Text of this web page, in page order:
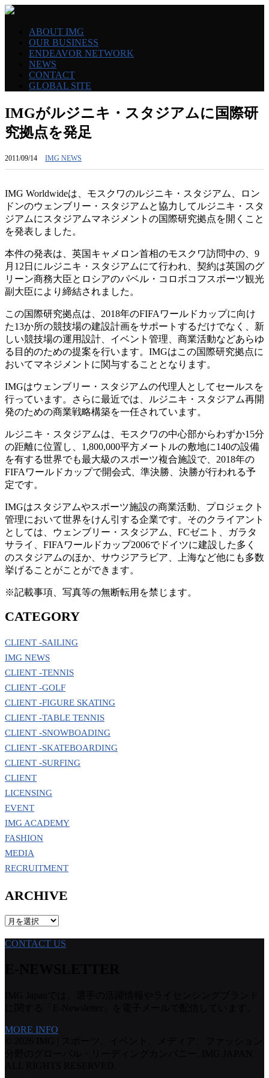
ABOUT IMG
OUR BUSINESS
ENDEAVOR NETWORK
NEWS
CONTACT
GLOBAL SITE
IMGがルジニキ・スタジアムに国際研
究拠点を発足
2011/09/14 IMG NEWS
IMG Worldwideは、モスクワのルジニキ・スタジアム、ロン
ドンのウェンブリー・スタジアムと協力してルジニキ・スタ
ジアムにスタジアムマネジメントの国際研究拠点を開くこと
を発表しました。
本件の発表は、英国キャメロン首相のモスクワ訪問中の、9
月12日にルジニキ・スタジアムにて行われ、契約は英国のグ
リーン商務大臣とロシアのパベル・コロボコフスポーツ観光
副大臣により締結されました。
この国際研究拠点は、2018年のFIFAワールドカップに向け
た13か所の競技場の建設計画をサポートするだけでなく、新
しい競技場の運用設計、イベント管理、商業活動などあらゆ
る目的のための提案を行います。IMGはこの国際研究拠点に
おいてマネジメントに関与することとなります。
IMGはウェンブリー・スタジアムの代理人としてセールスを
行っています。さらに最近では、ルジニキ・スタジアム再開
発のための商業戦略構築を一任されています。
ルジニキ・スタジアムは、モスクワの中心部からわずか15分
の距離に位置し、1,800,000平方メートルの敷地に140の設備
を有する世界でも最大級のスポーツ複合施設で、2018年の
FIFAワールドカップで開会式、準決勝、決勝が行われる予
定です。
IMGはスタジアムやスポーツ施設の商業活動、プロジェクト
管理において世界をけん引する企業です。そのクライアント
としては、ウェンブリー・スタジアム、FCゼニト、ガラタ
サライ、FIFAワールドカップ2006でドイツに建設した多く
のスタジアムのほか、サウジアラビア、上海など他にも多数
挙げることがことができます。
※記載事項、写真等の無断転用を禁じます。
CATEGORY
CLIENT -SAILING
IMG NEWS
CLIENT -TENNIS
CLIENT -GOLF
CLIENT -FIGURE SKATING
CLIENT -TABLE TENNIS
CLIENT -SNOWBOADING
CLIENT -SKATEBOARDING
CLIENT -SURFING
CLIENT
LICENSING
EVENT
IMG ACADEMY
FASHION
MEDIA
RECRUITMENT
ARCHIVE
ARCHIVE
CONTACT US
MORE INFO